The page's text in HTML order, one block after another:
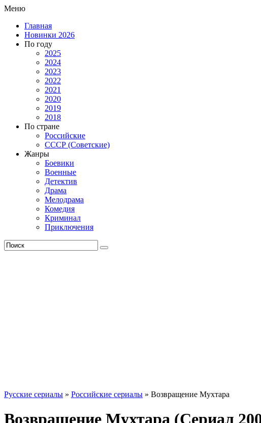
Меню
Главная
Новинки 2026
По году
2025
2024
2023
2022
2021
2020
2019
2018
По стране
Российские
СССР (Советские)
Жанры
Боевики
Военные
Детектив
Драма
Мелодрама
Комедия
Криминал
Приключения
Русские сериалы » Российские сериалы » Возвращение Мухтара
Возвращение Мухтара (Сериал